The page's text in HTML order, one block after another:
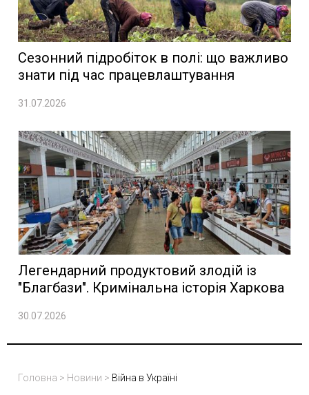
Сезонний підробіток в полі: що важливо
знати під час працевлаштування
31.07.2026
Легендарний продуктовий злодій із
"Благбази". Кримінальна історія Харкова
30.07.2026
Головна > Новини > Війна в Україні